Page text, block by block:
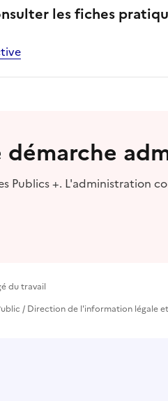
les fiches
démarche
Publics +. L'administration
du travail
/ Direction de l'information légale